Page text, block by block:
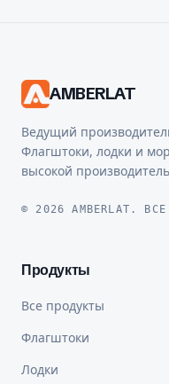
AMBERLAT
Ведущий
Флагштоки, лодки и
высокой
© 2026 AMBERLAT.
Продукты
Все продукты
Флагштоки
Лодки